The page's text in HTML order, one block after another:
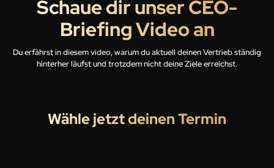
Schaue dir unser CEO-
Briefing Video an
Du erfährst in diesem video, warum du aktuell deinen Vertrieb ständig
hinterher läufst und trotzdem nicht deine Ziele erreichst.
Wähle jetzt deinen Termin